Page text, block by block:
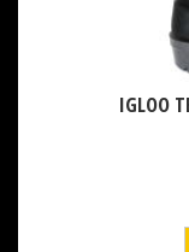
IGLOO